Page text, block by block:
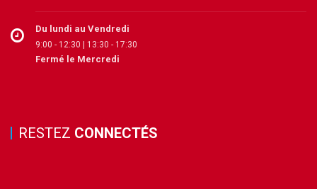
Du lundi au Vendredi
9:00 - 12:30 | 13:30 - 17:30
Fermé le Mercredi
RESTEZ CONNECTÉS